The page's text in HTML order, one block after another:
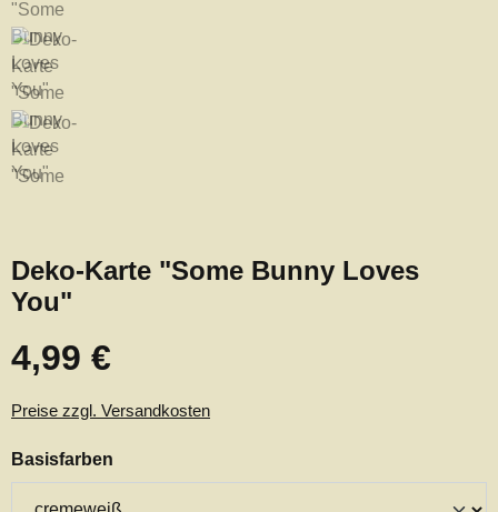
Deko-Karte "Some Bunny Loves
You"
Regulärer Preis:
4,99 €
Preise zzgl. Versandkosten
Basisfarben